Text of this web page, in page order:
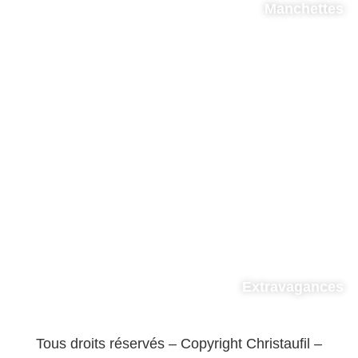
Manchettes
Extravagances
Tous droits réservés – Copyright Christaufil –